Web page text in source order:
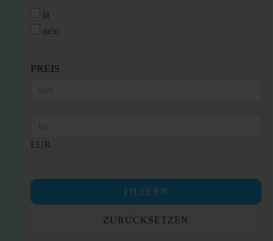
ja
nein
PREIS
PREIS
-
EUR
FILTERN
ZURÜCKSETZEN